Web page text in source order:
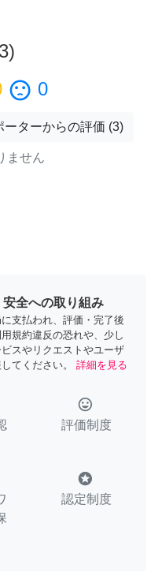
3)
sentiment_dissatisfied 0
ーターからの評価 (3)
ません
全への取り組み
支払われ、評価・完了後
規約違反の恐れや、少し
スやリクエストやユーザ
てください。
詳細を見る
tag_faces
評価制度
stars
認定制度